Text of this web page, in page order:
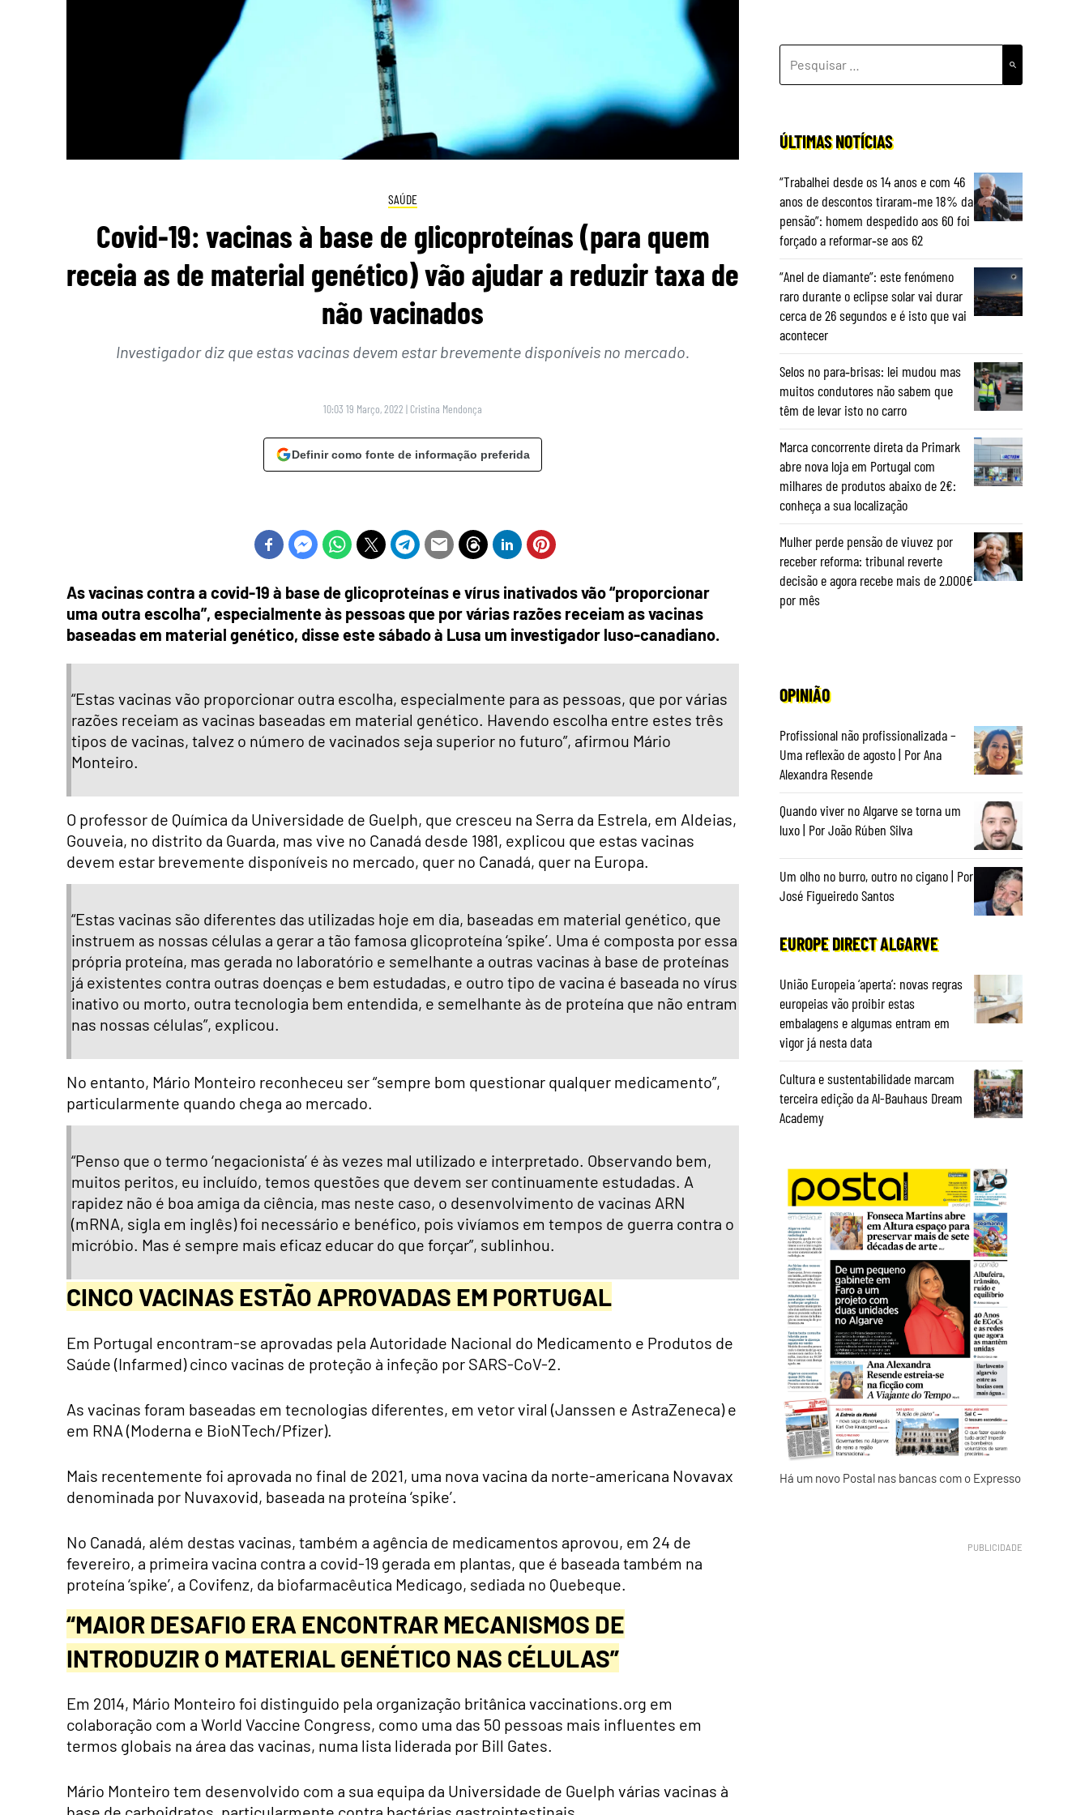
SAÚDE
Covid-19: vacinas à base de glicoproteínas (para quem
receia as de material genético) vão ajudar a reduzir taxa de
não vacinados
Investigador diz que estas vacinas devem estar brevemente disponíveis no mercado.
10:03 19 Março, 2022 | Cristina Mendonça
Definir como fonte de informação preferida
As vacinas contra a covid-19 à base de glicoproteínas e vírus inativados vão “proporcionar
uma outra escolha”, especialmente às pessoas que por várias razões receiam as vacinas
baseadas em material genético, disse este sábado à Lusa um investigador luso-canadiano.
“Estas vacinas vão proporcionar outra escolha, especialmente para as pessoas, que por várias
razões receiam as vacinas baseadas em material genético. Havendo escolha entre estes três
tipos de vacinas, talvez o número de vacinados seja superior no futuro”, afirmou Mário
Monteiro.
O professor de Química da Universidade de Guelph, que cresceu na Serra da Estrela, em Aldeias,
Gouveia, no distrito da Guarda, mas vive no Canadá desde 1981, explicou que estas vacinas
devem estar brevemente disponíveis no mercado, quer no Canadá, quer na Europa.
“Estas vacinas são diferentes das utilizadas hoje em dia, baseadas em material genético, que
instruem as nossas células a gerar a tão famosa glicoproteína ‘spike’. Uma é composta por essa
própria proteína, mas gerada no laboratório e semelhante a outras vacinas à base de proteínas
já existentes contra outras doenças e bem estudadas, e outro tipo de vacina é baseada no vírus
inativo ou morto, outra tecnologia bem entendida, e semelhante às de proteína que não entram
nas nossas células”, explicou.
No entanto, Mário Monteiro reconheceu ser “sempre bom questionar qualquer medicamento”,
particularmente quando chega ao mercado.
“Penso que o termo ‘negacionista’ é às vezes mal utilizado e interpretado. Observando bem,
muitos peritos, eu incluído, temos questões que devem ser continuamente estudadas. A
rapidez não é boa amiga da ciência, mas neste caso, o desenvolvimento de vacinas ARN
(mRNA, sigla em inglês) foi necessário e benéfico, pois vivíamos em tempos de guerra contra o
micróbio. Mas é sempre mais eficaz educar do que forçar”, sublinhou.
CINCO VACINAS ESTÃO APROVADAS EM PORTUGAL
Em Portugal encontram-se aprovadas pela Autoridade Nacional do Medicamento e Produtos de
Saúde (Infarmed) cinco vacinas de proteção à infeção por SARS-CoV-2.
As vacinas foram baseadas em tecnologias diferentes, em vetor viral (Janssen e AstraZeneca) e
em RNA (Moderna e BioNTech/Pfizer).
Mais recentemente foi aprovada no final de 2021, uma nova vacina da norte-americana Novavax
denominada por Nuvaxovid, baseada na proteína ‘spike’.
No Canadá, além destas vacinas, também a agência de medicamentos aprovou, em 24 de
fevereiro, a primeira vacina contra a covid-19 gerada em plantas, que é baseada também na
proteína ‘spike’, a Covifenz, da biofarmacêutica Medicago, sediada no Quebeque.
“MAIOR DESAFIO ERA ENCONTRAR MECANISMOS DE
INTRODUZIR O MATERIAL GENÉTICO NAS CÉLULAS”
Em 2014, Mário Monteiro foi distinguido pela organização britânica vaccinations.org em
colaboração com a World Vaccine Congress, como uma das 50 pessoas mais influentes em
termos globais na área das vacinas, numa lista liderada por Bill Gates.
Mário Monteiro tem desenvolvido com a sua equipa da Universidade de Guelph várias vacinas à
POR:
ÚLTIMAS NOTÍCIAS
“Trabalhei desde os 14 anos e com 46
anos de descontos tiraram‑me 18% da
pensão”: homem despedido aos 60 foi
forçado a reformar‑se aos 62
“Anel de diamante”: este fenómeno
raro durante o eclipse solar vai durar
cerca de 26 segundos e é isto que vai
acontecer
Selos no para‑brisas: lei mudou mas
muitos condutores não sabem que
têm de levar isto no carro
Marca concorrente direta da Primark
abre nova loja em Portugal com
milhares de produtos abaixo de 2€:
conheça a sua localização
Mulher perde pensão de viuvez por
receber reforma: tribunal reverte
decisão e agora recebe mais de 2.000€
por mês
OPINIÃO
Profissional não profissionalizada –
Uma reflexão de agosto | Por Ana
Alexandra Resende
Quando viver no Algarve se torna um
luxo | Por João Rúben Silva
Um olho no burro, outro no cigano | Por
José Figueiredo Santos
EUROPE DIRECT ALGARVE
União Europeia ‘aperta’: novas regras
europeias vão proibir estas
embalagens e algumas entram em
vigor já nesta data
Cultura e sustentabilidade marcam
terceira edição da Al-Bauhaus Dream
Academy
Há um novo Postal nas bancas com o Expresso